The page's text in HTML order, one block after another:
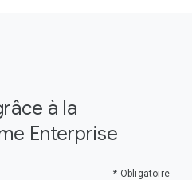
à la
Enterprise
* Obligatoire